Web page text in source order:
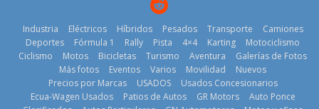
La Vuelta al
Ecuador 2026,
¿Qué puede
Industria Eléctricos Híbridos Pesados Transporte
Camiones
Deportes
Fórmula 1 Rally Pista 4×4 Karting
Motociclismo
Ciclismo
Motos Bicicletas Turismo Aventura
Galerías de Fotos
Más fotos
Eventos Varios Movilidad
Nuevos
Precios por Marcas
USADOS
Usados Concesionarios
Ecua-Wagen Usados
Patios de Autos GR Motors
Auto Ponce